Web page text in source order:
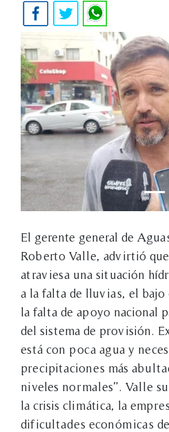
El gerente general de
Roberto Valle, advirtió
atraviesa una situación
a la falta de lluvias, el bajo
la falta de apoyo nacional
del sistema de provisión.
está con poca agua y
precipitaciones más
niveles normales”. Valle
la crisis climática, la
dificultades económicas